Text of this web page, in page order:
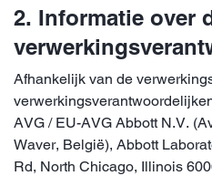
2. Informatie over
Afhankelijk van de
AVG / EU-AVG Abbott N.V.
Waver, België), Abbott
Rd, North Chicago, Illinois